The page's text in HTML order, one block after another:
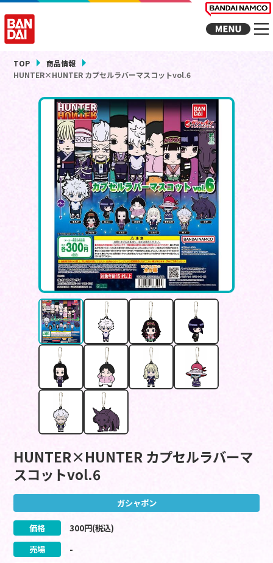
TOP
商品情報
HUNTER×HUNTER カプセルラバーマスコットvol.6
HUNTER×HUNTER カプセルラバーマ
スコットvol.6
ガシャポン
価格 300円(税込)
売場
-